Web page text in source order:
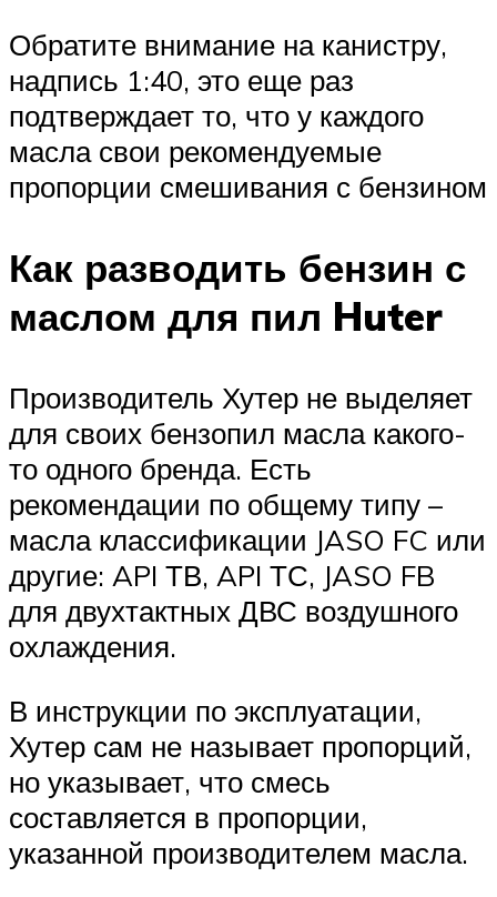
Обратите внимание на канистру,
надпись 1:40, это еще раз
подтверждает то, что у каждого
масла свои рекомендуемые
пропорции смешивания с бензином
Как разводить бензин с
маслом для пил Huter
Производитель Хутер не выделяет
для своих бензопил масла какого-
то одного бренда. Есть
рекомендации по общему типу –
масла классификации JASO FC или
другие: API ТВ, API ТС, JASO FB
для двухтактных ДВС воздушного
охлаждения.
В инструкции по эксплуатации,
Хутер сам не называет пропорций,
но указывает, что смесь
составляется в пропорции,
указанной производителем масла.